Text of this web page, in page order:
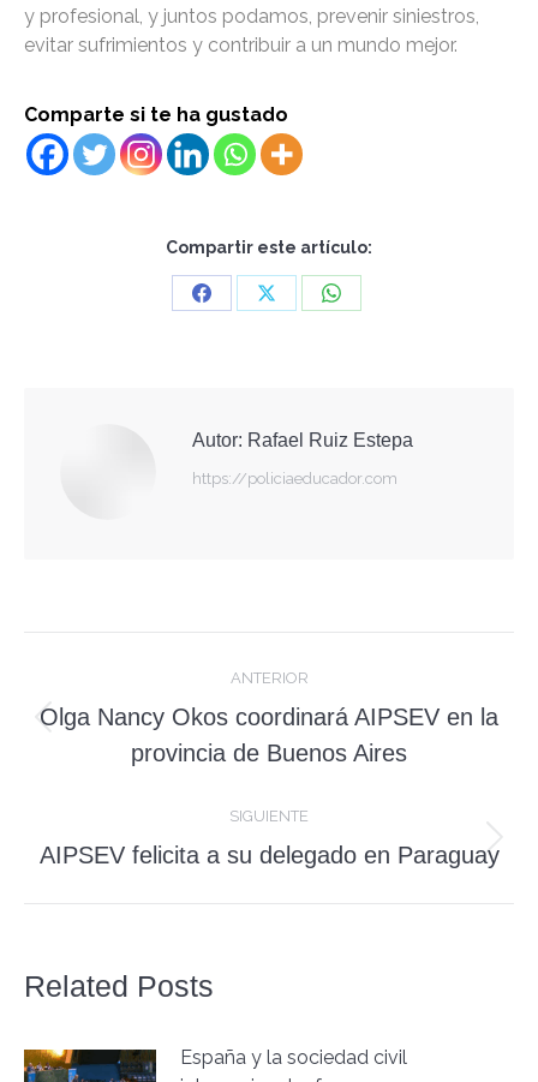
y profesional, y juntos podamos, prevenir siniestros,
evitar sufrimientos y contribuir a un mundo mejor.
Comparte si te ha gustado
Compartir este artículo:
Share
Share
Share
Autor: Rafael Ruiz Estepa
https://policiaeducador.com
entre
publicaciones
ANTERIOR
Publicación
anterior:
Olga Nancy Okos coordinará AIPSEV en la
provincia de Buenos Aires
SIGUIENTE
Publicación
AIPSEV felicita a su delegado en Paraguay
Related Posts
España y la sociedad civil